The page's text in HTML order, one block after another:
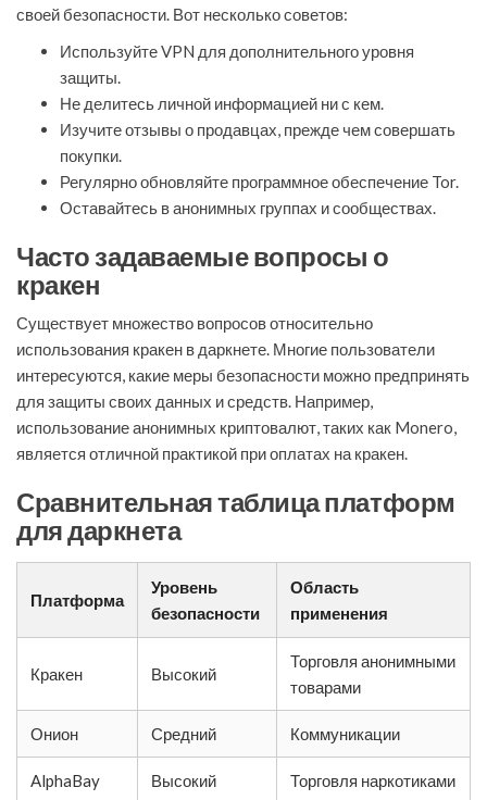
своей безопасности. Вот несколько советов:
Используйте VPN для дополнительного уровня
защиты.
Не делитесь личной информацией ни с кем.
Изучите отзывы о продавцах, прежде чем совершать
покупки.
Регулярно обновляйте программное обеспечение Tor.
Оставайтесь в анонимных группах и сообществах.
Часто задаваемые вопросы о
кракен
Существует множество вопросов относительно
использования кракен в даркнете. Многие пользователи
интересуются, какие меры безопасности можно предпринять
для защиты своих данных и средств. Например,
использование анонимных криптовалют, таких как Monero,
является отличной практикой при оплатах на кракен.
Сравнительная таблица платформ
для даркнета
Платформа
Уровень
безопасности
Область
применения
Кракен Высокий
Торговля анонимными
товарами
Онион Средний Коммуникации
AlphaBay Высокий Торговля наркотиками